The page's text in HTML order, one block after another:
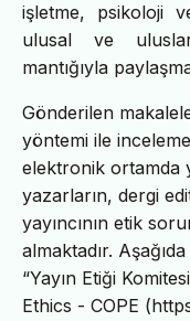
işletme, psikoloji
ulusal ve
mantığıyla
Gönderilen
yöntemi ile
elektronik ortamda
yazarların, dergi
yayıncının etik
almaktadır.
“Yayın Etiği
Ethics - COPE